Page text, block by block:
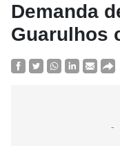
Demanda
Guarulhos